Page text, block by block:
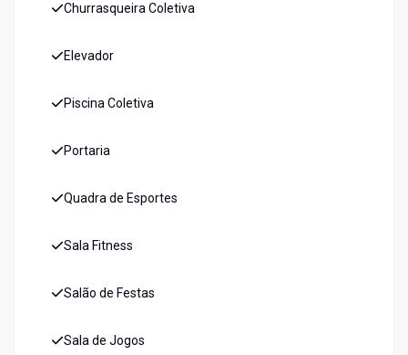
Churrasqueira Coletiva
Elevador
Piscina Coletiva
Portaria
Quadra de Esportes
Sala Fitness
Salão de Festas
Sala de Jogos